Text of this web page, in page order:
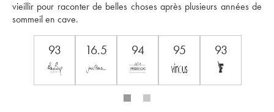
vieillir pour raconter de belles choses après plusieurs années de
93 16.5 94 95 93